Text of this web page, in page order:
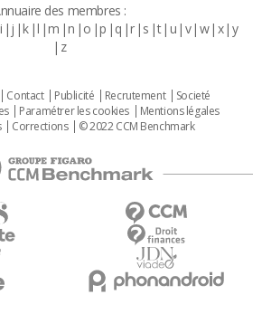
des membres :
i j k l m n o p q r s t u v w x y
z
Contact Publicité Recrutement
Societé
Paramétrer les cookies
Mentions légales
Corrections © 2022 CCM Benchmark